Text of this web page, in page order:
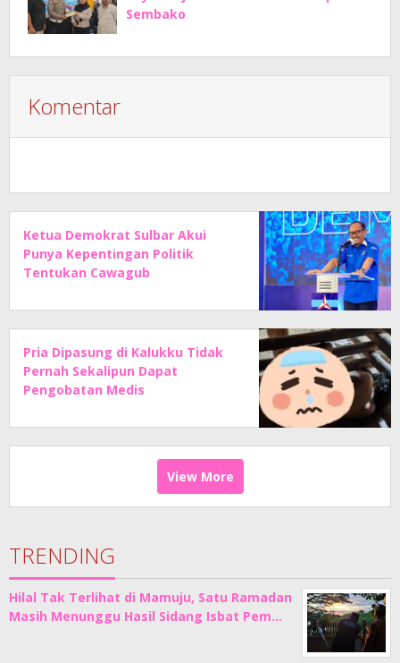
Sembako
Komentar
Ketua Demokrat Sulbar Akui
Punya Kepentingan Politik
Tentukan Cawagub
Pria Dipasung di Kalukku Tidak
Pernah Sekalipun Dapat
Pengobatan Medis
View More
TRENDING
Hilal Tak Terlihat di Mamuju, Satu Ramadan
Masih Menunggu Hasil Sidang Isbat Pem…